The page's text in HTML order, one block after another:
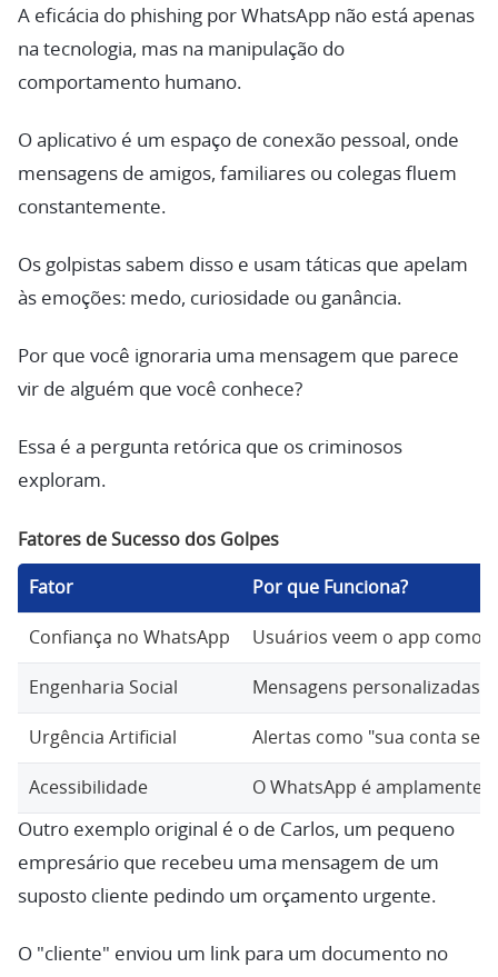
A eficácia do phishing por WhatsApp não está apenas
na tecnologia, mas na manipulação do
comportamento humano.
O aplicativo é um espaço de conexão pessoal, onde
mensagens de amigos, familiares ou colegas fluem
constantemente.
Os golpistas sabem disso e usam táticas que apelam
às emoções: medo, curiosidade ou ganância.
Por que você ignoraria uma mensagem que parece
vir de alguém que você conhece?
Essa é a pergunta retórica que os criminosos
exploram.
Fatores de Sucesso dos Golpes
Fator Por que Funciona?
Confiança no WhatsApp Usuários veem o app como
Engenharia Social Mensagens
Urgência Artificial Alertas como "sua conta
Acessibilidade O WhatsApp é amplamente
Outro exemplo original é o de Carlos, um pequeno
empresário que recebeu uma mensagem de um
suposto cliente pedindo um orçamento urgente.
O "cliente" enviou um link para um documento no